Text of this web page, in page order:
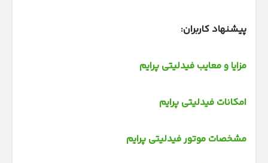
پیشنهاد کاربران:
مزایا و معایب فیدلیتی پرایم
امکانات فیدلیتی پرایم
مشخصات موتور فیدلیتی پرایم